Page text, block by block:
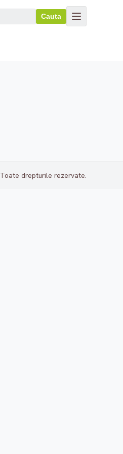
Cauta
drepturile rezervate.